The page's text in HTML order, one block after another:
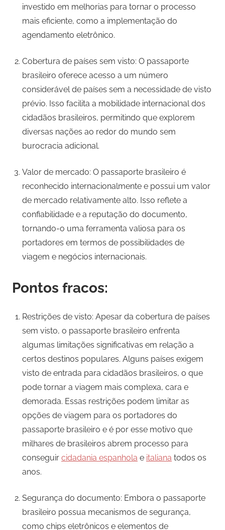
investido em melhorias para tornar o processo
mais eficiente, como a implementação do
agendamento eletrônico.
Cobertura de países sem visto: O passaporte
brasileiro oferece acesso a um número
considerável de países sem a necessidade de visto
prévio. Isso facilita a mobilidade internacional dos
cidadãos brasileiros, permitindo que explorem
diversas nações ao redor do mundo sem
burocracia adicional.
Valor de mercado: O passaporte brasileiro é
reconhecido internacionalmente e possui um valor
de mercado relativamente alto. Isso reflete a
confiabilidade e a reputação do documento,
tornando-o uma ferramenta valiosa para os
portadores em termos de possibilidades de
viagem e negócios internacionais.
Pontos fracos:
Restrições de visto: Apesar da cobertura de países
sem visto, o passaporte brasileiro enfrenta
algumas limitações significativas em relação a
certos destinos populares. Alguns países exigem
visto de entrada para cidadãos brasileiros, o que
pode tornar a viagem mais complexa, cara e
demorada. Essas restrições podem limitar as
opções de viagem para os portadores do
passaporte brasileiro e é por esse motivo que
milhares de brasileiros abrem processo para
conseguir cidadania espanhola e italiana todos os
anos.
Segurança do documento: Embora o passaporte
brasileiro possua mecanismos de segurança,
como chips eletrônicos e elementos de